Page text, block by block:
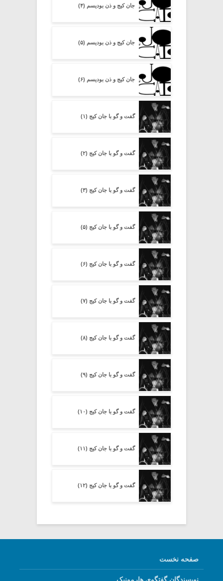
جان کیج و ذن بودیسم (۴)
جان کیج و ذن بودیسم (۵)
جان کیج و ذن بودیسم (۶)
گفت و گو با جان کیج (۱)
گفت و گو با جان کیج (۲)
گفت و گو با جان کیج (۳)
گفت و گو با جان کیج (۵)
گفت و گو با جان کیج (۶)
گفت و گو با جان کیج (۷)
گفت و گو با جان کیج (۸)
گفت و گو با جان کیج (۹)
گفت و گو با جان کیج (۱۰)
گفت و گو با جان کیج (۱۱)
گفت و گو با جان کیج (۱۲)
صفحه نخست
نویسندگان گفتگوی هارمونیک